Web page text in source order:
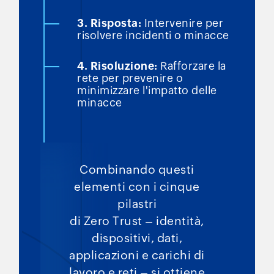
3. Risposta: Intervenire per
risolvere incidenti o minacce
4. Risoluzione: Rafforzare la
rete per prevenire o
minimizzare l'impatto delle
minacce
Combinando questi
elementi con i cinque
pilastri
di Zero Trust – identità,
dispositivi, dati,
applicazioni e carichi di